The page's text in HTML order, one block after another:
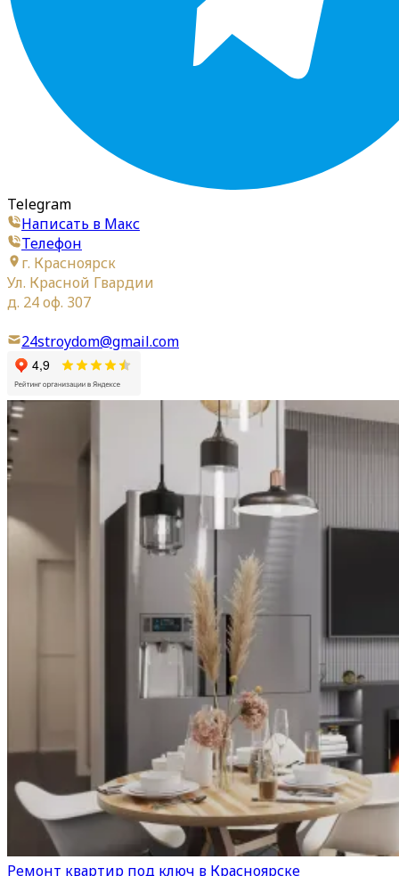
Telegram
Написать в Макс
Телефон
г. Красноярск
Ул. Красной Гвардии
д. 24 оф. 307
24stroydom@gmail.com
Ремонт квартир под ключ в Красноярске